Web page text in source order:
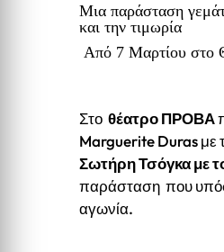
Μια παράσταση
και την τιμωρία
Από 7 Μαρτίου
Στοθέατρο ΠΡΟΒΑ
Marguerite Duras με
Σωτήρη Τσόγκα με
παράσταση που
αγωνία.